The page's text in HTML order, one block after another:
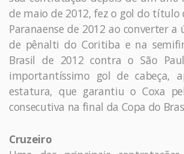
de maio de 2012, fez o gol do título
Paranaense de 2012 ao converter
de pênalti do Coritiba e na
Brasil de 2012 contra o São
importantíssimo gol de cabeça,
estatura, que garantiu o Coxa
consecutiva na final da Copa do
Cruzeiro